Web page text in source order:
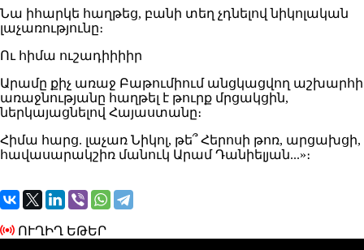
Նա իհարկե հաղթեց, բանի տեղ չդնելով նիկոլական
լաչառությունը։
Ու հիմա ուշադիիիիր
Արամը քիչ առաջ Բաթումիում անցկացվող աշխարհի
առաջնությանը հաղթել է թուրք մրցակցին,
ներկայացնելով Հայաստանը։
Հիմա հարց. լաչառ Նիկոլ, թե՞ Հերոսի թոռ, արցախցի,
հավասարակշիռ մանուկ Արամ Դանիելյան...»։
ՈՒՂԻՂ ԵԹԵՐ